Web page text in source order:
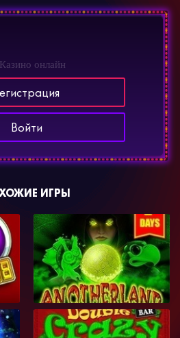
Казино онлайн
Войти
ИГРЫ